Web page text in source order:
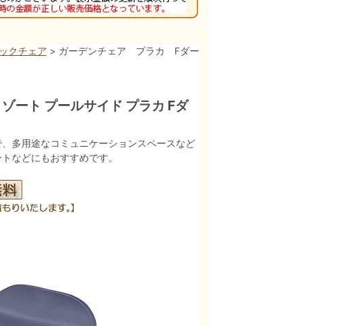
クチェア > ガーデンチェア プラカ Fダー
ート プールサイド プラカ Fダ
多用途なコミュニケーションスペースなど
などにもおすすめです。